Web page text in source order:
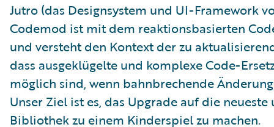
Jutro (das Designsystem und UI-Framework
Codemod ist mit dem reaktionsbasierten
und versteht den Kontext der zu
dass ausgeklügelte und komplexe Code-
möglich sind, wenn bahnbrechende
Unser Ziel ist es, das Upgrade auf die
Bibliothek zu einem Kinderspiel zu machen.